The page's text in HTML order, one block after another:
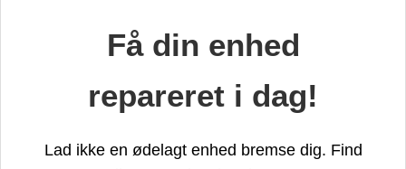
Få din enhed
repareret i dag!
Lad ikke en ødelagt enhed bremse dig. Find